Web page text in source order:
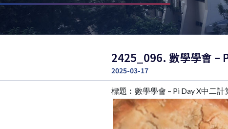
2425_096. 數學學會 –
2025-03-17
標題︰數學學會 – Pi Day X中二計